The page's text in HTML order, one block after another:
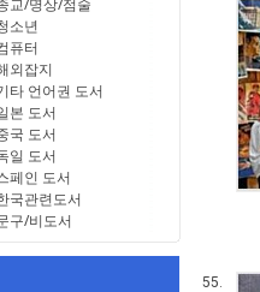
교/명상/점술
소년
퓨터
외잡지
타 언어권 도서
본 도서
국 도서
일 도서
페인 도서
국관련도서
구/비도서
55.